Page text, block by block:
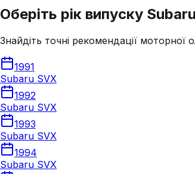
Оберіть рік випуску
Знайдіть точні рекомендації
1991
Subaru SVX
1992
Subaru SVX
1993
Subaru SVX
1994
Subaru SVX